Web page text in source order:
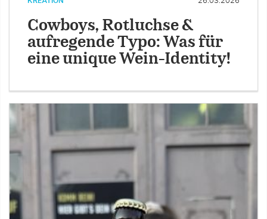
Cowboys, Rotluchse &
aufregende Typo: Was für
eine unique Wein-Identity!